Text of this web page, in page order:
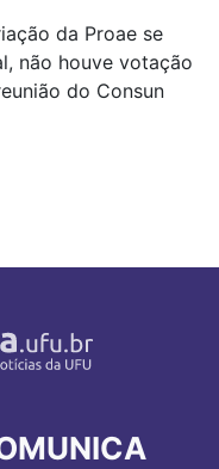
da Proae se
não houve votação
do Consun